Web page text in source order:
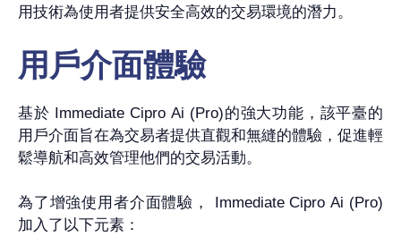
用技術為使用者提供安全高效的交易環境的潛力。
用戶介面體驗
基於 Immediate Cipro Ai (Pro)的強大功能，該平臺的
用戶介面旨在為交易者提供直觀和無縫的體驗，促進輕
鬆導航和高效管理他們的交易活動。
為了增強使用者介面體驗， Immediate Cipro Ai (Pro)
加入了以下元素：